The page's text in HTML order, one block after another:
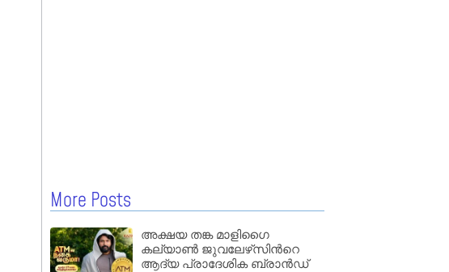
More Posts
അക്ഷയ തങ്ക മാളിഗൈ
കല്യാണ്‍ ജുവലേഴ്‌സിന്‍റെ
ആദ്യ പ്രാദേശിക ബ്രാന്‍ഡ്